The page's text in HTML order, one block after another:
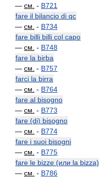
— см. - B721
fare il bilancio di qc
— см. - B734
fare billi billi col capo
— см. - B748
fare la birba
— см. - B757
farci la birra
— см. - B764
fare al bisogno
— см. - B773
fare (di) bisogno
— см. - B774
fare i suoi bisogni
— см. - B775
fare le bizze (или la bizza)
— см. - B786